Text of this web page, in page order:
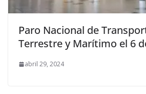
Paro Nacional de
Terrestre y Marítimo el 6
abril 29, 2024